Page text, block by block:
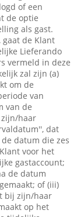
of een
de optie
als gast.
gaat de Klant
Lieferando
vermeld in deze
zal zijn (a)
om de
van
van de
zijn/haar
dat
datum die zes
voor het
gastaccount;
de datum
of (iii)
bij zijn/haar
op het